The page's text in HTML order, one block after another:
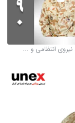
انتظامی و ...